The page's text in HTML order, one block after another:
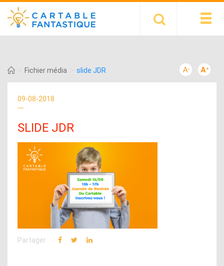
Fichier média slide JDR
09-08-2018
SLIDE JDR
Partager :